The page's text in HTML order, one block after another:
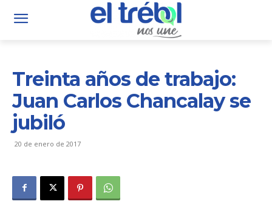
Treinta años de trabajo:
Juan Carlos Chancalay se
jubiló
20 de enero de 2017